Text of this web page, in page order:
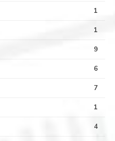
1
1
9
6
7
1
4